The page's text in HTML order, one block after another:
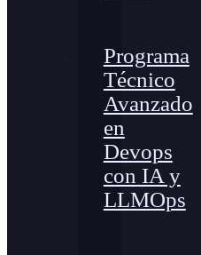
Programa
Técnico
Avanzado
en
Devops
con IA y
LLMOps